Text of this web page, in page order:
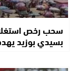
سحب رخص
بسيدي بوزيد يهدد أكثر